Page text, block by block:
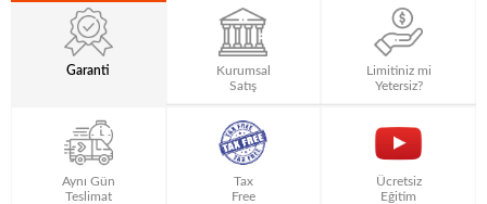
Garanti
Kurumsal
Satış
Limitiniz mi
Yetersiz?
Aynı Gün
Teslimat
Tax
Free
Ücretsiz
Eğitim